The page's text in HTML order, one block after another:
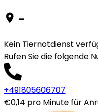
-
Kein Tiernotdienst
Rufen Sie die folgende
+491805606707
€0,14 pro Minute für